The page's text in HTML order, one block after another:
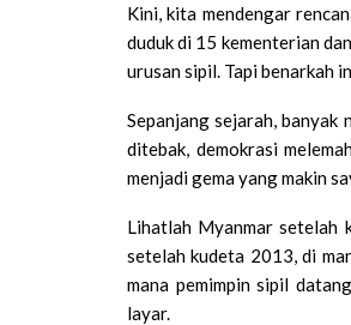
Kini, kita mendengar
duduk di 15 kementerian
urusan sipil. Tapi benarkah
Sepanjang sejarah, banyak
ditebak, demokrasi
menjadi gema yang makin
Lihatlah Myanmar setelah
setelah kudeta 2013, di
mana pemimpin sipil
layar.